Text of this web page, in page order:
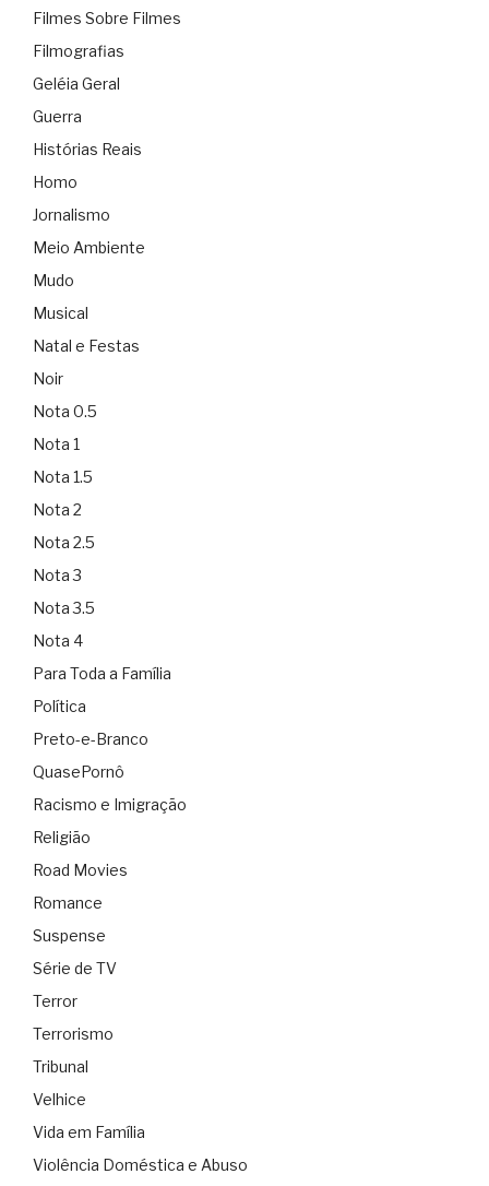
Filmes Sobre Filmes
Filmografias
Geléia Geral
Guerra
Histórias Reais
Homo
Jornalismo
Meio Ambiente
Mudo
Musical
Natal e Festas
Noir
Nota 0.5
Nota 1
Nota 1.5
Nota 2
Nota 2.5
Nota 3
Nota 3.5
Nota 4
Para Toda a Família
Política
Preto-e-Branco
QuasePornô
Racismo e Imigração
Religião
Road Movies
Romance
Suspense
Série de TV
Terror
Terrorismo
Tribunal
Velhice
Vida em Família
Violência Doméstica e Abuso